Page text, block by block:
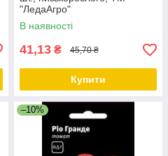
"ЛедаАгро"
В наявності
41,13 ₴ 45,70 ₴
Купити
–10%